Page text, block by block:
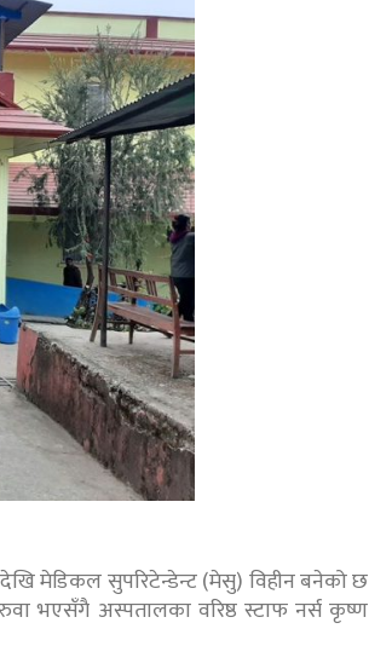
मेडिकल सुपरिटेन्डेन्ट (मेसु) विहीन बनेको छ
भएसँगै अस्पतालका वरिष्ठ स्टाफ नर्स कृष्ण